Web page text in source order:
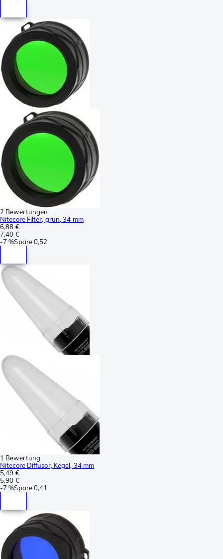
2 Bewertungen
Nitecore Filter, grün, 34 mm
6,88 €
7,40 €
-7 %Spare0,52
1 Bewertung
Nitecore Diffusor, Kegel, 34 mm
5,49 €
5,90 €
-7 %Spare0,41